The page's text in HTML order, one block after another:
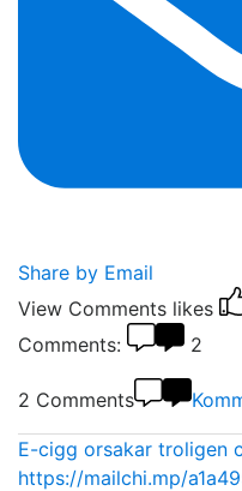
Share by Email
View Comments likes
Comments:
2
2 Comments
E-cigg orsakar troligen
https://mailchi.mp/